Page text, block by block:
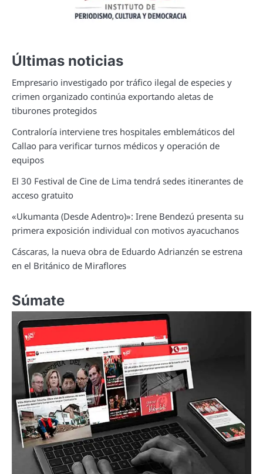
Últimas noticias
Empresario investigado por tráfico ilegal de especies y
crimen organizado continúa exportando aletas de
tiburones protegidos
Contraloría interviene tres hospitales emblemáticos del
Callao para verificar turnos médicos y operación de
equipos
El 30 Festival de Cine de Lima tendrá sedes itinerantes de
acceso gratuito
«Ukumanta (Desde Adentro)»: Irene Bendezú presenta su
primera exposición individual con motivos ayacuchanos
Cáscaras, la nueva obra de Eduardo Adrianzén se estrena
en el Británico de Miraflores
Súmate